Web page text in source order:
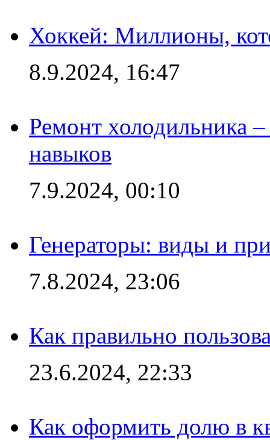
Хоккей: Миллионы,
8.9.2024, 16:47
Ремонт холодильника
навыков
7.9.2024, 00:10
Генераторы: виды и
7.8.2024, 23:06
Как правильно
23.6.2024, 22:33
Как оформить долю в